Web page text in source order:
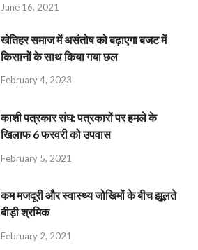
June 16, 2021
खेतिहर समाज में असंतोष को बढ़ाएगा बजट में
किसानों के साथ किया गया छल
February 4, 2023
काशी पत्रकार संघ: पत्रकारों पर हमले के
खिलाफ 6 फरवरी को उपवास
February 5, 2021
कम मजदूरी और स्वास्थ्य जोखिमों के बीच झूलते
बीड़ी श्रमिक
February 2, 2021